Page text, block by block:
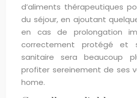
d’aliments thérapeutiques
du séjour, en ajoutant
en cas de prolongation
correctement protégé et
sanitaire sera beaucoup
profiter sereinement de ses
home.